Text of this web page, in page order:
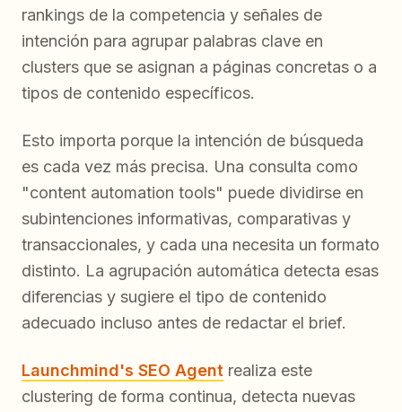
rankings de la competencia y señales de
intención para agrupar palabras clave en
clusters que se asignan a páginas concretas o a
tipos de contenido específicos.
Esto importa porque la intención de búsqueda
es cada vez más precisa. Una consulta como
"content automation tools" puede dividirse en
subintenciones informativas, comparativas y
transaccionales, y cada una necesita un formato
distinto. La agrupación automática detecta esas
diferencias y sugiere el tipo de contenido
adecuado incluso antes de redactar el brief.
Launchmind's SEO Agent realiza este
clustering de forma continua, detecta nuevas